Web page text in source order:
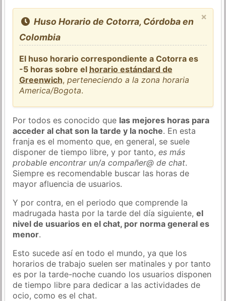
×
Huso Horario de Cotorra, Córdoba en
Colombia
El huso horario correspondiente a Cotorra es
-5 horas sobre el horario estándard de
Greenwich,perteneciendo a la zona horaria
America/Bogota.
Por todos es conocido que las mejores horas para
acceder al chat son la tarde y la noche. En esta
franja es el momento que, en general, se suele
disponer de tiempo libre, y por tanto,es más
probable encontrar un/a compañer@ de chat.
Siempre es recomendable buscar las horas de
mayor afluencia de usuarios.
Y por contra, en el periodo que comprende la
madrugada hasta por la tarde del día siguiente,el
nivel de usuarios en el chat, por norma general es
menor.
Esto sucede así en todo el mundo, ya que los
horarios de trabajo suelen ser matinales y por tanto
es por la tarde-noche cuando los usuarios disponen
de tiempo libre para dedicar a las actividades de
ocio, como es el chat.